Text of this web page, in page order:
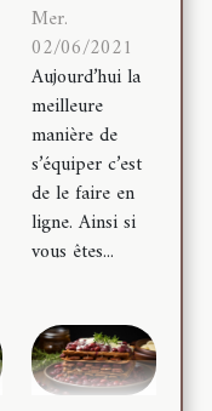
Mer.
02/06/2021
Aujourd’hui la
meilleure
manière de
s’équiper c’est
de le faire en
ligne. Ainsi si
vous êtes...